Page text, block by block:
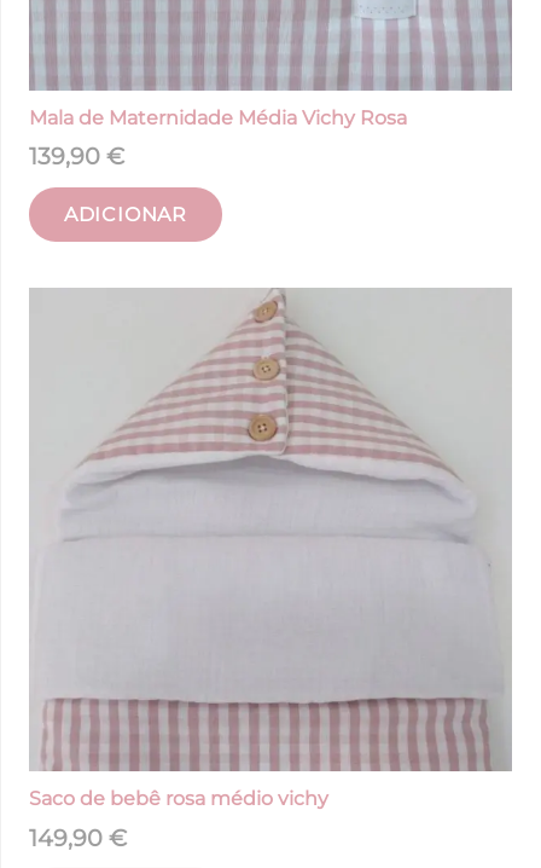
Mala de Maternidade Média Vichy Rosa
139,90 €
ADICIONAR
Saco de bebê rosa médio vichy
149,90 €